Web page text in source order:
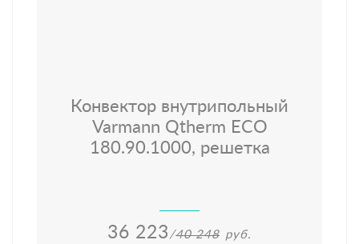
Конвектор внутрипольный
Varmann Qtherm ECO
180.90.1000, решетка
36 223 /40 248 руб.